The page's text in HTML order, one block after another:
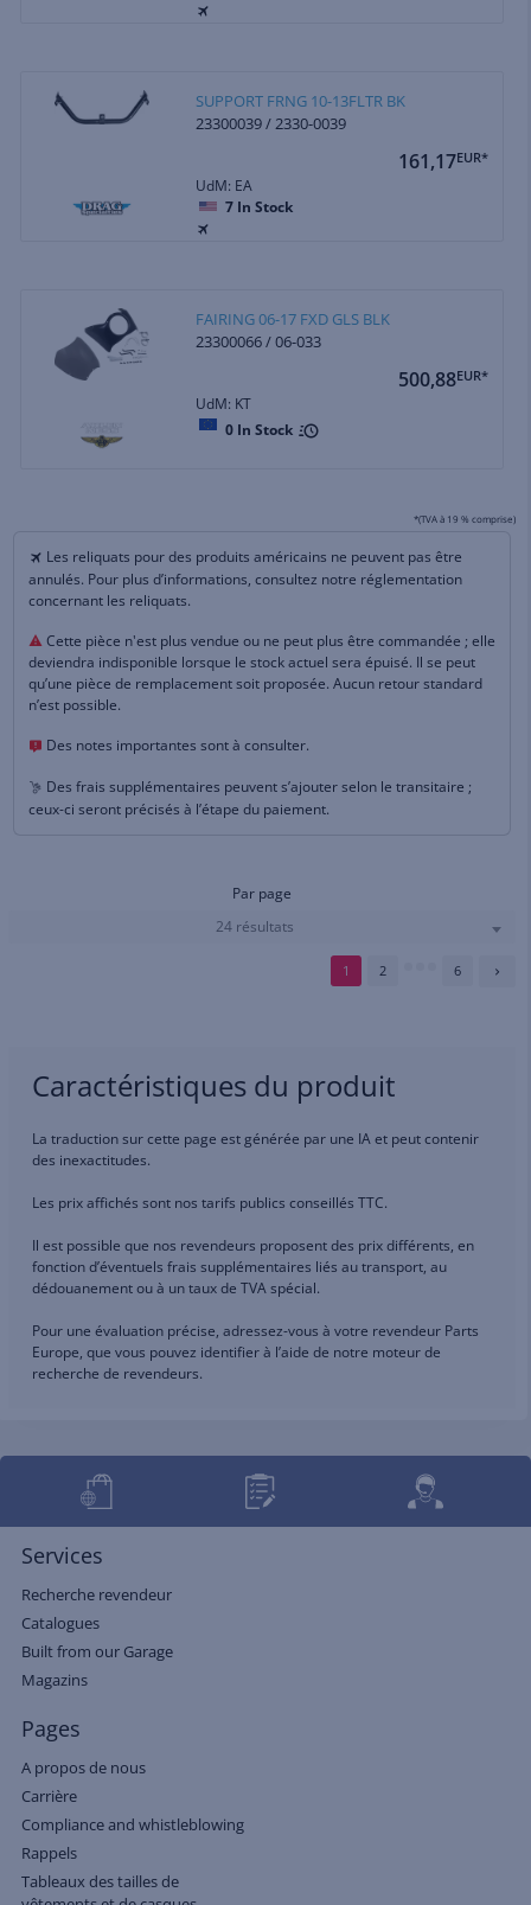
SUPPORT FRNG 10-13FLTR BK
23300039 / 2330-0039
161,17EUR*
UdM: EA
7 In Stock
FAIRING 06-17 FXD GLS BLK
23300066 / 06-033
500,88EUR*
UdM: KT
0 In Stock
*(TVA à 19 % comprise)
Les reliquats pour des produits américains ne peuvent pas être
annulés. Pour plus d’informations, consultez notre réglementation
concernant les reliquats.
Cette pièce n'est plus vendue ou ne peut plus être commandée ; elle
deviendra indisponible lorsque le stock actuel sera épuisé. Il se peut
qu’une pièce de remplacement soit proposée. Aucun retour standard
n’est possible.
Des notes importantes sont à consulter.
Des frais supplémentaires peuvent s’ajouter selon le transitaire ;
ceux-ci seront précisés à l’étape du paiement.
Par page
24 résultats
1 2 6
Caractéristiques du produit
La traduction sur cette page est générée par une IA et peut contenir
des inexactitudes.
Les prix affichés sont nos tarifs publics conseillés TTC.
Il est possible que nos revendeurs proposent des prix différents, en
fonction d’éventuels frais supplémentaires liés au transport, au
dédouanement ou à un taux de TVA spécial.
Pour une évaluation précise, adressez-vous à votre revendeur Parts
Europe, que vous pouvez identifier à l’aide de notre moteur de
recherche de revendeurs.
Services
Recherche revendeur
Catalogues
Built from our Garage
Magazins
Pages
A propos de nous
Carrière
Compliance and whistleblowing
Rappels
Tableaux des tailles de